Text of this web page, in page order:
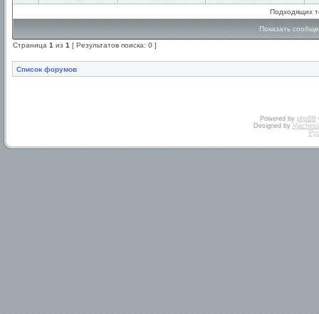
Подходящих
Показать
Страница 1 из 1 [ Результатов поиска: 0 ]
Список форумов
Powered by phpBB
Designed by